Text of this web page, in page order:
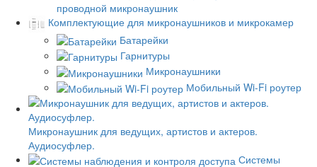
проводной микронаушник
Комплектующие для микронаушников и микрокамер
Батарейки
Гарнитуры
Микронаушники
Мобильный Wi-Fi роутер
Микронаушник для ведущих, артистов и актеров.
Аудиосуфлер.
Системы